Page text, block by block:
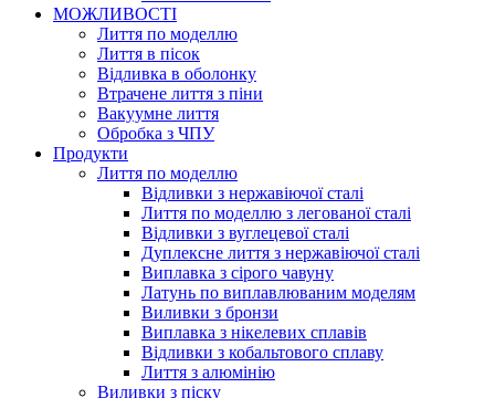
МОЖЛИВОСТІ
Лиття по моделлю
Лиття в пісок
Відливка в оболонку
Втрачене лиття з піни
Вакуумне лиття
Обробка з ЧПУ
Продукти
Лиття по моделлю
Відливки з нержавіючої сталі
Лиття по моделлю з легованої сталі
Відливки з вуглецевої сталі
Дуплексне лиття з нержавіючої сталі
Виплавка з сірого чавуну
Латунь по виплавлюваним моделям
Виливки з бронзи
Виплавка з нікелевих сплавів
Відливки з кобальтового сплаву
Лиття з алюмінію
Виливки з піску